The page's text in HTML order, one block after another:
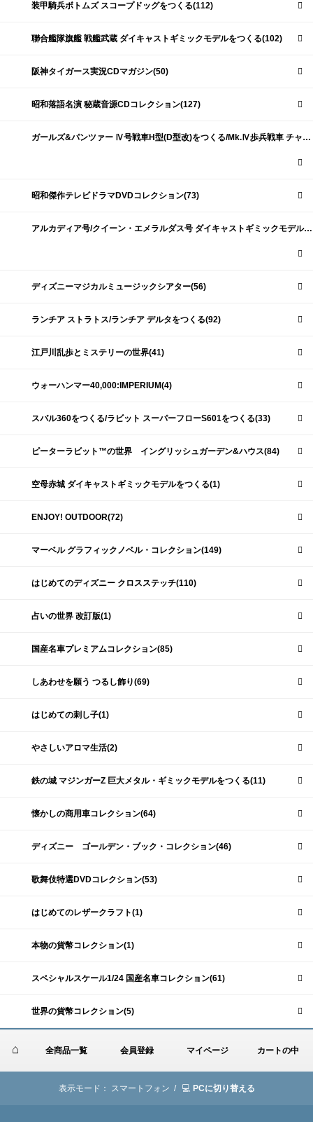
装甲騎兵ボトムズ スコープドッグをつくる(112)
聯合艦隊旗艦 戦艦武蔵 ダイキャストギミックモデルをつくる(102)
阪神タイガース実況CDマガジン(50)
昭和落語名演 秘蔵音源CDコレクション(127)
ガールズ&パンツァー Ⅳ号戦車H型(D型改)をつくる/Mk.Ⅳ歩兵戦車 チャーチルMk.Ⅶをつくる(191)
昭和傑作テレビドラマDVDコレクション(73)
アルカディア号/クイーン・エメラルダス号 ダイキャストギミックモデルをつくる(159)
ディズニーマジカルミュージックシアター(56)
ランチア ストラトス/ランチア デルタをつくる(92)
江戸川乱歩とミステリーの世界(41)
ウォーハンマー40,000:IMPERIUM(4)
スバル360をつくる/ラビット スーパーフローS601をつくる(33)
ピーターラビット™の世界 イングリッシュガーデン&ハウス(84)
空母赤城 ダイキャストギミックモデルをつくる(1)
ENJOY! OUTDOOR(72)
マーベル グラフィックノベル・コレクション(149)
はじめてのディズニー クロスステッチ(110)
占いの世界 改訂版(1)
国産名車プレミアムコレクション(85)
しあわせを願う つるし飾り(69)
はじめての刺し子(1)
やさしいアロマ生活(2)
鉄の城 マジンガーZ 巨大メタル・ギミックモデルをつくる(11)
懐かしの商用車コレクション(64)
ディズニー ゴールデン・ブック・コレクション(46)
歌舞伎特選DVDコレクション(53)
はじめてのレザークラフト(1)
本物の貨幣コレクション(1)
スペシャルスケール1/24 国産名車コレクション(61)
世界の貨幣コレクション(5)
全商品一覧 会員登録 マイページ カートの中
表示モード： スマートフォン / PCに切り替える